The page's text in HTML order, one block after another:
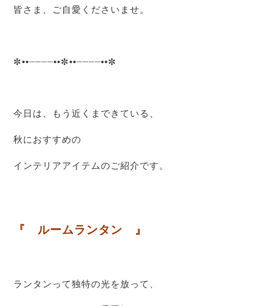
皆さま、ご自愛くださいませ。
✼••┈┈┈┈••✼••┈┈┈┈••✼
今日は、もう近くまできている、
秋におすすめの
インテリアアイテムのご紹介です。
『 ルームランタン 』
ランタンって独特の光を放って、